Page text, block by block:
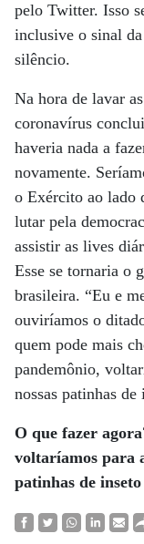
pelo Twitter. Isso
inclusive o sinal
silêncio.
Na hora de lavar
coronavírus
haveria nada a
novamente.
o Exército ao lado
lutar pela
assistir as lives
Esse se tornaria o
brasileira. “Eu e
ouviríamos o
quem pode mais
pandemônio,
nossas patinhas de
O que fazer
voltaríamos para
patinhas de inseto